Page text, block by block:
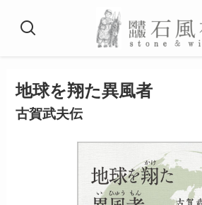
地球を翔た異風者
古賀武夫伝